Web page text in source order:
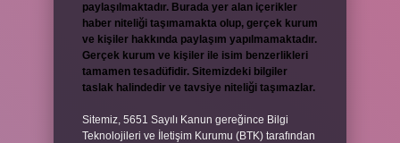
paylaşılmaktadır. Burada yer alan içerikler
haber niteliği taşımamakta olup, gerçek kurum
ve kişiler hakkında paylaşım yapılmamaktadır.
Gerçek kurum ve kişiler ile isim benzerlikleri
tamamen tesadüfidir. Sitemizdeki bilgiler
taslak halindedir ve tavsiye niteliği taşımazlar.
Sitemiz, 5651 Sayılı Kanun gereğince Bilgi
Teknolojileri ve İletişim Kurumu (BTK) tarafından